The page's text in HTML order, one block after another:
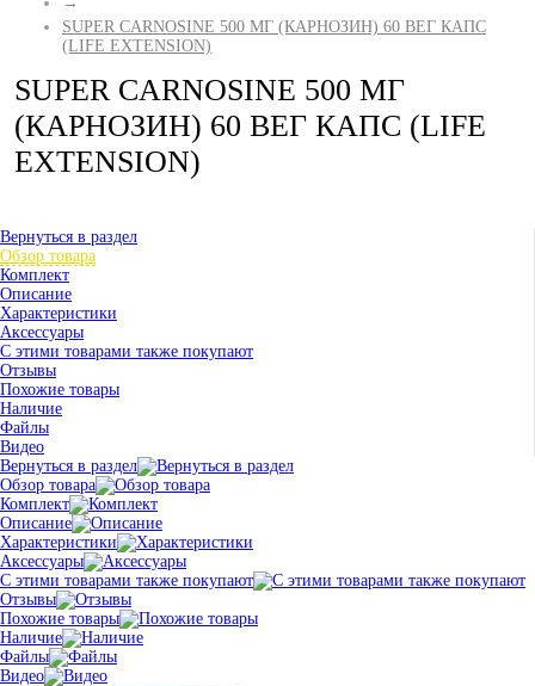
SUPER CARNOSINE 500 МГ (КАРНОЗИН) 60 ВЕГ КАПС
(LIFE EXTENSION)
SUPER CARNOSINE 500 МГ
(КАРНОЗИН) 60 ВЕГ КАПС (LIFE
EXTENSION)
Вернуться в раздел
Обзор товара
Комплект
Описание
Характеристики
Аксессуары
С этими товарами также покупают
Отзывы
Похожие товары
Наличие
Файлы
Видео
Вернуться в раздел
Обзор товара
Комплект
Описание
Характеристики
Аксессуары
С этими товарами также покупают
Отзывы
Похожие товары
Наличие
Файлы
Видео